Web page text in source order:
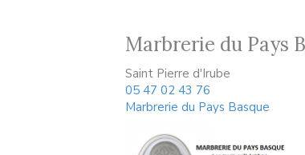
Marbrerie du Pays
Saint Pierre d'Irube
05 47 02 43 76
Marbrerie du Pays Basque